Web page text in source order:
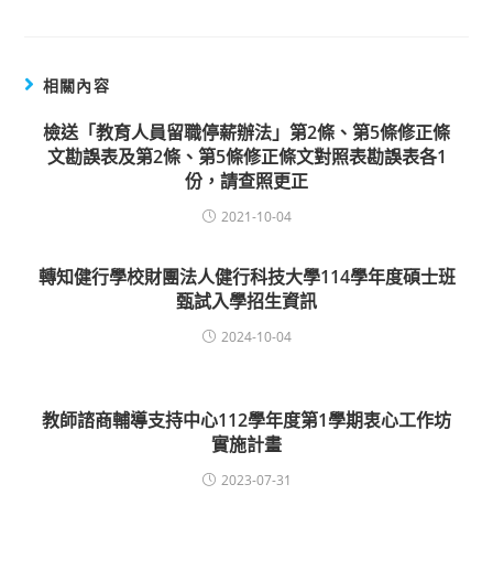
相關內容
檢送「教育人員留職停薪辦法」第2條、第5條修正條
文勘誤表及第2條、第5條修正條文對照表勘誤表各1
份，請查照更正
2021-10-04
轉知健行學校財團法人健行科技大學114學年度碩士班
甄試入學招生資訊
2024-10-04
教師諮商輔導支持中心112學年度第1學期衷心工作坊
實施計畫
2023-07-31